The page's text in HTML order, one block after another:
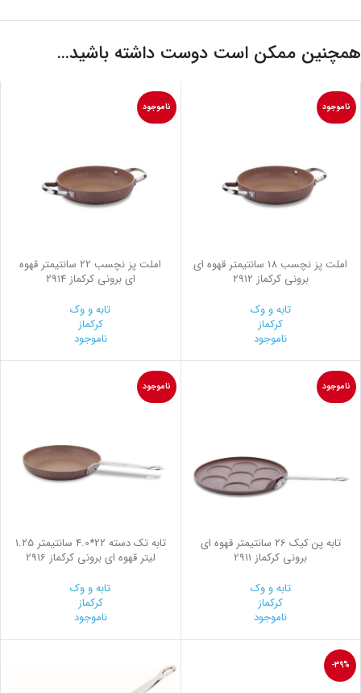
همچنین ممکن است دوست داشته باشید…
ناموجود
املت پز نچسب 18 سانتیمتر قهوه ای
برونی کرکماز 2912
تابه و وک
کرکماز
ناموجود
ناموجود
املت پز نچسب 22 سانتیمتر قهوه
ای برونی کرکماز 2914
تابه و وک
کرکماز
ناموجود
ناموجود
تابه پن کیک 26 سانتیمتر قهوه ای
برونی کرکماز 2911
تابه و وک
کرکماز
ناموجود
ناموجود
تابه تک دسته 22*4.0 سانتیمتر 1.25
لیتر قهوه ای برونی کرکماز 2916
تابه و وک
کرکماز
ناموجود
-39%